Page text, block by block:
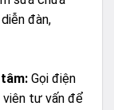
đàn,
Gọi điện
tư vấn để